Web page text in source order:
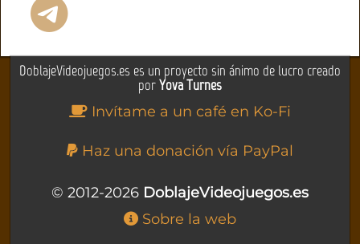
DoblajeVideojuegos.es es un proyecto sin ánimo de lucro creado
porYova Turnes
Invítame a un café en Ko-Fi
Haz una donación vía PayPal
© 2012-2026 DoblajeVideojuegos.es
Sobre la web